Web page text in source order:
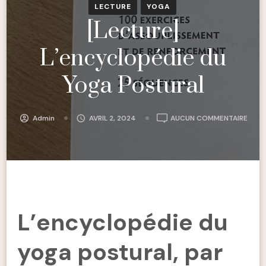
LECTURE YOGA
[Lecture]
L’encyclopédie du
Yoga Postural
Admin AVRIL 2, 2024 AUCUN COMMENTAIRE
L’encyclopédie du
yoga postural, par